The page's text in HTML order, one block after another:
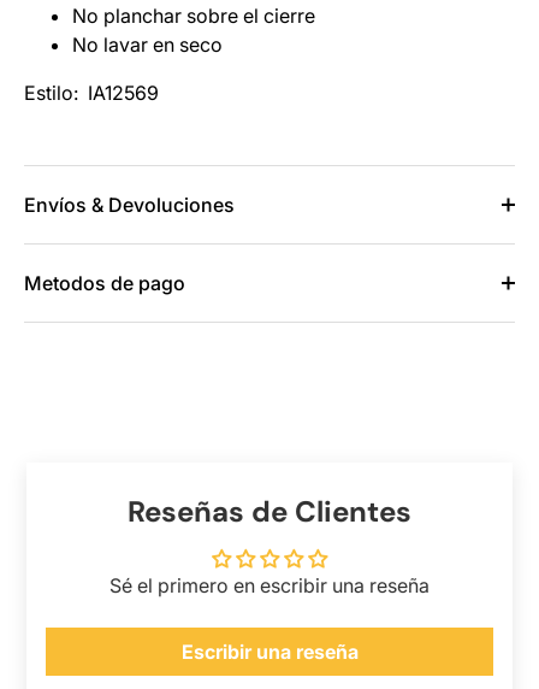
No planchar sobre el cierre
No lavar en seco
Estilo: IA12569
Envíos & Devoluciones
Metodos de pago
Reseñas de Clientes
Sé el primero en escribir una reseña
Escribir una reseña